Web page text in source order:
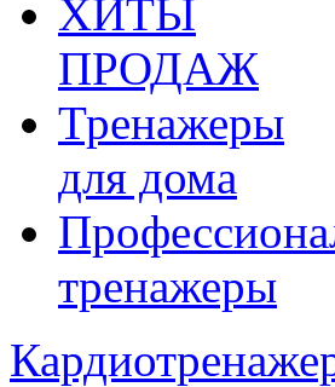
ХИТЫ
ПРОДАЖ
Тренажеры
для дома
тренажеры